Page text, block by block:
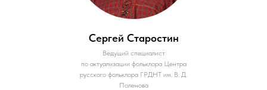
Сергей Старостин
Ведущий специалист
по актуализации фольклора Центра
русского фольклора ГРДНТ им. В. Д.
Поленова